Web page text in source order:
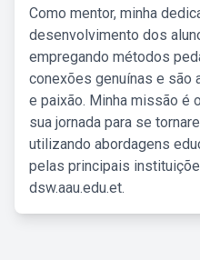
Como mentor, minha
desenvolvimento dos
empregando métodos
conexões genuínas e são
e paixão. Minha missão é
sua jornada para se
utilizando abordagens
pelas principais
dsw.aau.edu.et.